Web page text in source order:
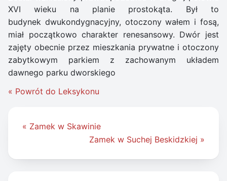
XVI wieku na planie prostokąta. Był to
budynek dwukondygnacyjny, otoczony wałem i fosą,
miał początkowo charakter renesansowy. Dwór jest
zajęty obecnie przez mieszkania prywatne i otoczony
zabytkowym parkiem z zachowanym układem
dawnego parku dworskiego
« Powrót do Leksykonu
Nawigacja
« Zamek w Skawinie
Zamek w Suchej Beskidzkiej »